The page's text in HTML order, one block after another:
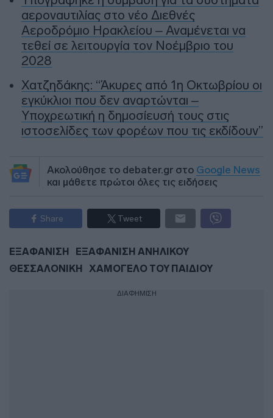
αεροναυτιλίας στο νέο Διεθνές
Αεροδρόμιο Ηρακλείου – Αναμένεται να
τεθεί σε λειτουργία τον Νοέμβριο του
2028
Χατζηδάκης: “Άκυρες από 1η Οκτωβρίου οι
εγκύκλιοι που δεν αναρτώνται –
Υποχρεωτική η δημοσίευσή τους στις
ιστοσελίδες των φορέων που τις εκδίδουν”
Ακολούθησε το debater.gr στο Google News
και μάθετε πρώτοι όλες τις ειδήσεις
Share Tweet
ΕΞΑΦΑΝΙΣΗ
ΕΞΑΦΑΝΙΣΗ ΑΝΗΛΙΚΟΥ
ΘΕΣΣΑΛΟΝΙΚΗ
ΧΑΜΟΓΕΛΟ ΤΟΥ ΠΑΙΔΙΟΥ
ΔΙΑΦΗΜΙΣΗ